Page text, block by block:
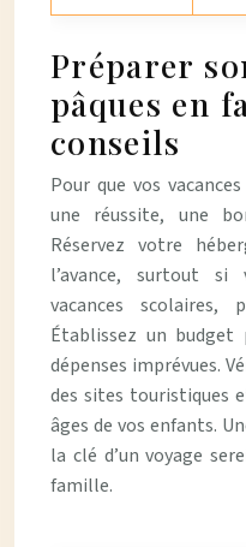
Préparer
pâques en
conseils
Pour que vos
une réussite, une
Réservez votre
l’avance, surtout si
vacances scolaires,
Établissez un
dépenses imprévues.
des sites touristiques
âges de vos enfants.
la clé d’un voyage
famille.